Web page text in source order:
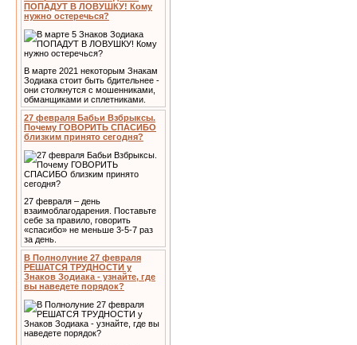
ПОПАДУТ В ЛОВУШКУ! Кому
нужно остеречься?
В марте 2021 некоторым Знакам
Зодиака стоит быть бдительнее -
они столкнутся с мошенниками,
обманщиками и сплетниками.
27 февраля Бабьи Взбрыксы.
Почему ГОВОРИТЬ СПАСИБО
близким принято сегодня?
27 февраля – день
взаимоблагодарения. Поставьте
себе за правило, говорить
«спасибо» не меньше 3-5-7 раз
за день.
В Полнолуние 27 февраля
РЕШАТСЯ ТРУДНОСТИ у
Знаков Зодиака - узнайте, где
вы наведете порядок?